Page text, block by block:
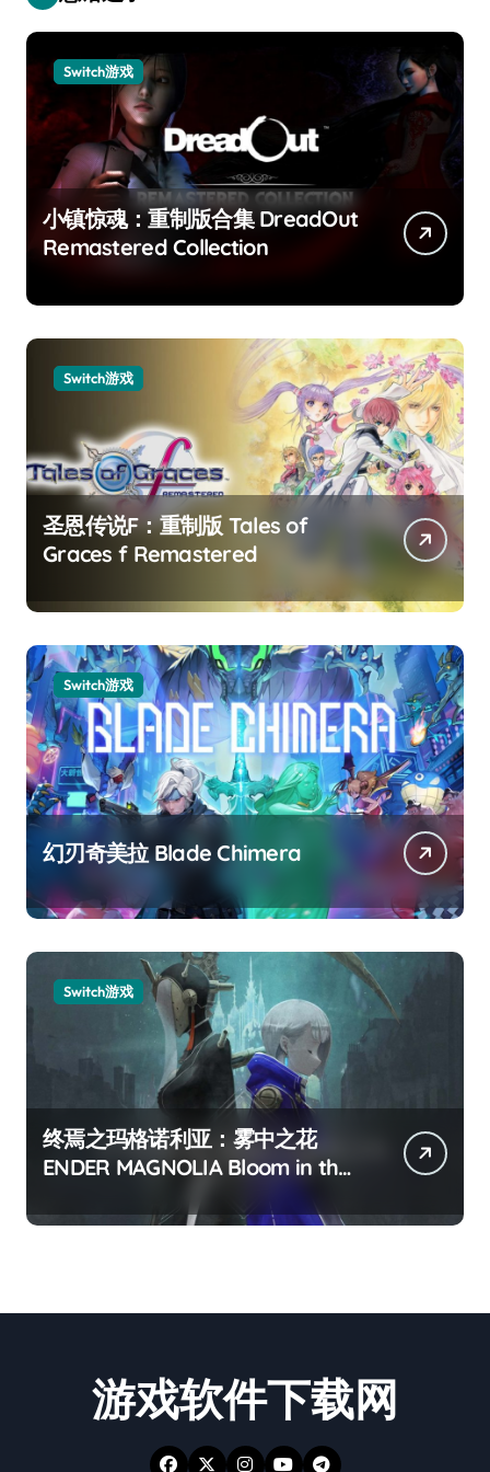
Switch游戏
小镇惊魂：重制版合集 DreadOut
Remastered Collection
Switch游戏
圣恩传说F：重制版 Tales of
Graces f Remastered
Switch游戏
幻刃奇美拉 Blade Chimera
Switch游戏
终焉之玛格诺利亚：雾中之花
ENDER MAGNOLIA Bloom in the
游戏软件下载网